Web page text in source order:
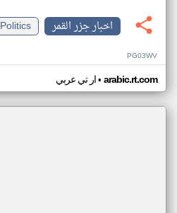
اخبار جزر القمر
Politics
PG03WV
ار تي عربي• arabic.rt.com